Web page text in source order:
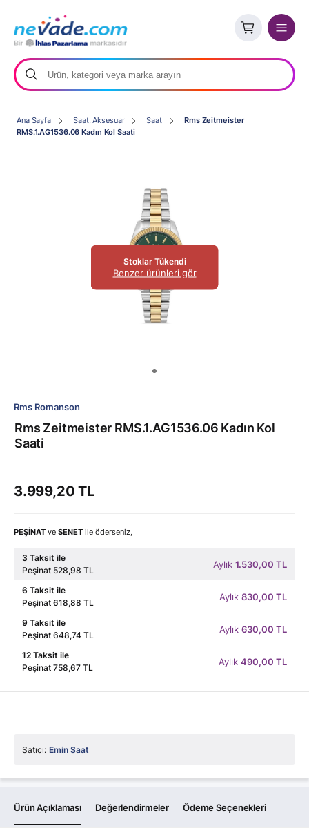
Ana Sayfa Saat, Aksesuar Saat
Rms Zeitmeister
RMS.1.AG1536.06 Kadın Kol Saati
Stoklar Tükendi
Benzer ürünleri gör
Rms Romanson
Rms Zeitmeister RMS.1.AG1536.06 Kadın Kol
Saati
3.999,20 TL
PEŞİNAT ve SENET ile öderseniz,
3 Taksit ile
Peşinat 528,98 TL
Aylık 1.530,00 TL
6 Taksit ile
Peşinat 618,88 TL
Aylık 830,00 TL
9 Taksit ile
Peşinat 648,74 TL
Aylık 630,00 TL
12 Taksit ile
Peşinat 758,67 TL
Aylık 490,00 TL
Satıcı: Emin Saat
Ürün Açıklaması Değerlendirmeler Ödeme Seçenekleri